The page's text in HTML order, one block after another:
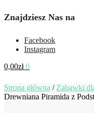
Znajdziesz Nas na
Facebook
Instagram
0,00zł 0
Strona główna / Zabawki
Drewniana Piramida z